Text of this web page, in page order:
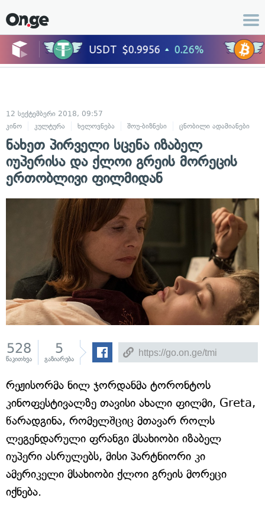
12 სექტემბერი 2018, 09:57
კინო
კულტურა ხელოვნება შოუ-ბიზნესი ცნობილი ადამიანები
ნახეთ პირველი სცენა იზაბელ
იუპერისა და ქლოი გრეის მორეცის
ერთობლივი ფილმიდან
528
წაკითხვა
5
გაზიარება
რეჟისორმა ნილ ჯორდანმა ტორონტოს
კინოფესტივალზე თავისი ახალი ფილმი, Greta,
წარადგინა, რომელშციც მთავარ როლს
ლეგენდარული ფრანგი მსახიობი იზაბელ
იუპერი ასრულებს, მისი პარტნიორი კი
ამერიკელი მსახიობი ქლოი გრეის მორეცი
იქნება.